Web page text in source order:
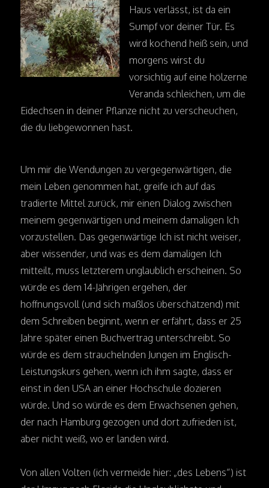
Haus verlässt, ist da ein
Sumpf vor deiner Tür. Es
wird kochend heiß sein, und
morgens wirst du
vorsichtig auf eine hölzerne
Veranda schleichen, um die
Eidechsen in deiner Pflanze nicht zu verscheuchen,
die du liebgewonnen hast.
Um mir die Wendungen zu vergegenwärtigen, die
mein Leben genommen hat, greife ich auf das
tradierte Mittel zurück, mir einen Dialog zwischen
meinem gegenwärtigen und meinem damaligen Ich
vorzustellen. Das gegenwärtige Ich ist nicht weiser,
aber wissender, und was es dem damaligen Ich
mitteilt, muss letzterem unglaublich erscheinen. So
würde es dem 14-Jährigen ergehen, der
hoffnungsvoll (und sich maßlos überschätzend) mit
dem Schreiben beginnt, wenn er erfährt, dass er 25
Jahre später einen Buchvertrag unterschreibt. So
würde es dem strauchelnden Jungen im Englisch-
Leistungskurs gehen, wenn ich ihm sagte, dass er
einst in den USA an einer Hochschule dozieren
würde. Und so würde es dem Erwachsenen gehen,
der nach Hamburg gezogen und dort zufrieden ist,
aber nicht weiß, wo er landen wird.
Von allen Volten (ich vermeide hier: „des Lebens“) ist